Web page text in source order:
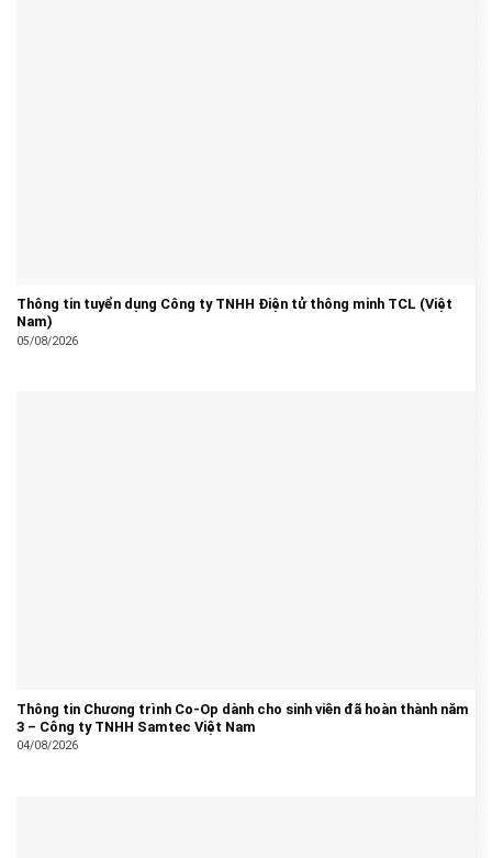
Thông tin tuyển dụng Công ty TNHH Điện tử thông minh TCL (Việt
Nam)
05/08/2026
Thông tin Chương trình Co-Op dành cho sinh viên đã hoàn thành năm
3 – Công ty TNHH Samtec Việt Nam
04/08/2026